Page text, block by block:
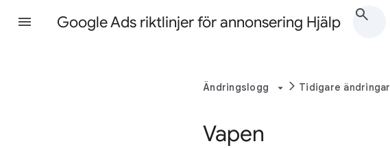
Google Ads riktlinjer för annonsering Hjälp
Ändringslogg Tidigare ändringar
Vapen